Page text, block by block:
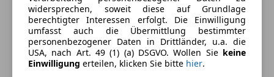
Kraftstoffverbrauch
0,50l/100 km (komb.)
CO₂-Emissionen
10 g/km (komb.)
Ausstattung
widersprechen, soweit diese auf Grundlage
berechtigter Interessen erfolgt. Die Einwilligung
umfasst auch die Übermittlung bestimmter
personenbezogener Daten in Drittländer, u.a. die
USA, nach Art. 49 (1) (a) DSGVO. Wollen Sie keine
Einwilligung erteilen, klicken Sie bitte hier.